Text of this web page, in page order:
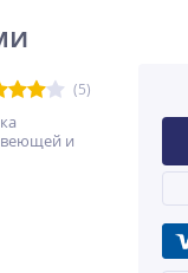
(5)
и